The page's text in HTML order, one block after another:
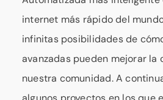
internet más rápido del
infinitas posibilidades de
avanzadas pueden mejorar la
nuestra comunidad. A